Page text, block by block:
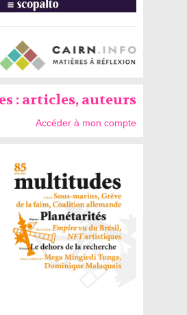
: articles, auteurs
Accéder à mon compte